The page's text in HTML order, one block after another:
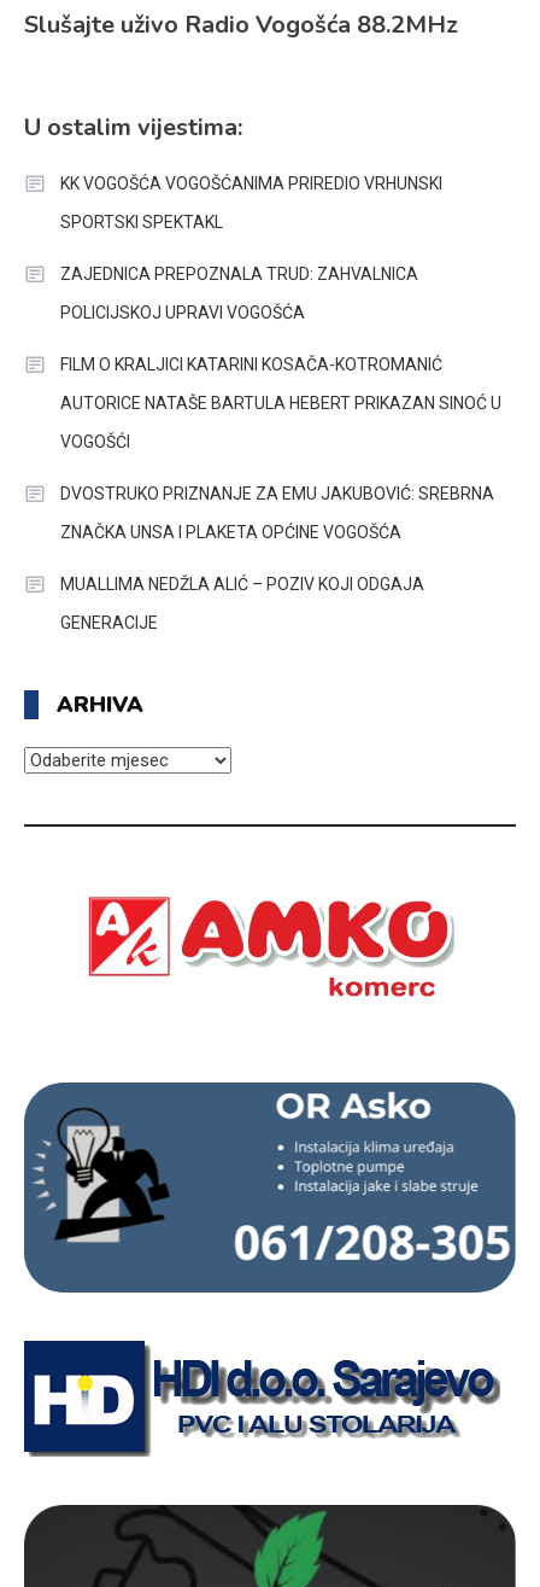
Slušajte uživo Radio Vogošća 88.2MHz
U ostalim vijestima:
KK VOGOŠĆA VOGOŠĆANIMA PRIREDIO VRHUNSKI
SPORTSKI SPEKTAKL
ZAJEDNICA PREPOZNALA TRUD: ZAHVALNICA
POLICIJSKOJ UPRAVI VOGOŠĆA
FILM O KRALJICI KATARINI KOSAČA-KOTROMANIĆ
AUTORICE NATAŠE BARTULA HEBERT PRIKAZAN SINOĆ U
VOGOŠĆI
DVOSTRUKO PRIZNANJE ZA EMU JAKUBOVIĆ: SREBRNA
ZNAČKA UNSA I PLAKETA OPĆINE VOGOŠĆA
MUALLIMA NEDŽLA ALIĆ – POZIV KOJI ODGAJA
GENERACIJE
ARHIVA
ARHIVA